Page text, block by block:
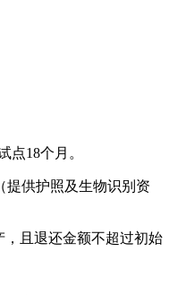
点18个月。
提供护照及生物识别资
且退还金额不超过初始